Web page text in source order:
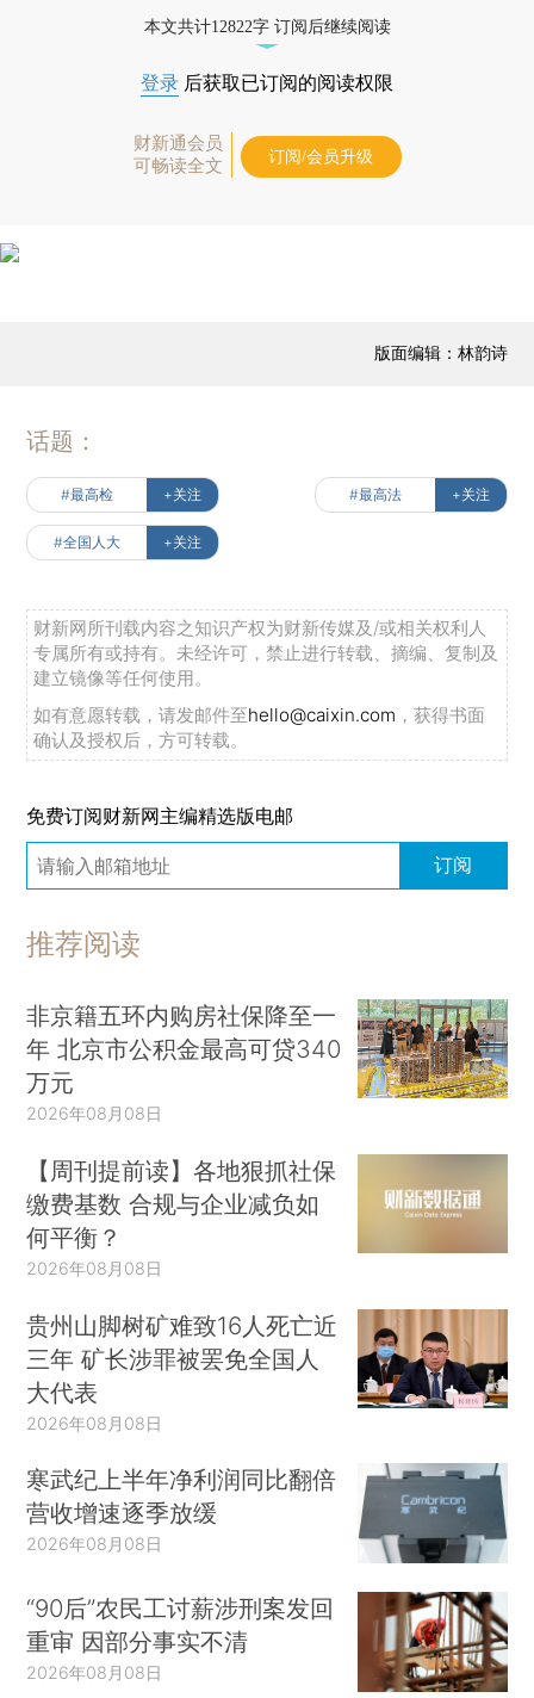
本文共计12822字 订阅后继续阅读
登录 后获取已订阅的阅读权限
财新通会员
可畅读全文
订阅/会员升级
版面编辑：林韵诗
话题：
#最高检 +关注 #最高法 +关注
#全国人大 +关注
财新网所刊载内容之知识产权为财新传媒及/或相关权利人
专属所有或持有。未经许可，禁止进行转载、摘编、复制及
建立镜像等任何使用。
如有意愿转载，请发邮件至hello@caixin.com ，获得书面
确认及授权后，方可转载。
免费订阅财新网主编精选版电邮
订阅
推荐阅读
非京籍五环内购房社保降至一
年 北京市公积金最高可贷340
万元
2026年08月08日
【周刊提前读】各地狠抓社保
缴费基数 合规与企业减负如
何平衡？
2026年08月08日
贵州山脚树矿难致16人死亡近
三年 矿长涉罪被罢免全国人
大代表
2026年08月08日
寒武纪上半年净利润同比翻倍
营收增速逐季放缓
2026年08月08日
“90后”农民工讨薪涉刑案发回
重审 因部分事实不清
2026年08月08日